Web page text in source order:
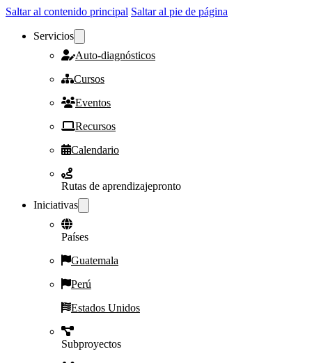
Saltar al contenido principal Saltar al pie de página
Servicios
Auto-diagnósticos
Cursos
Eventos
Recursos
Calendario
Rutas de aprendizajepronto
Iniciativas
Países
Guatemala
Perú
Estados Unidos
Subproyectos